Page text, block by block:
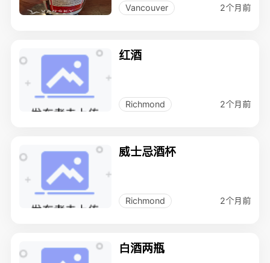
Vancouver 2个月前
红酒
Richmond 2个月前
威士忌酒杯
Richmond 2个月前
白酒两瓶